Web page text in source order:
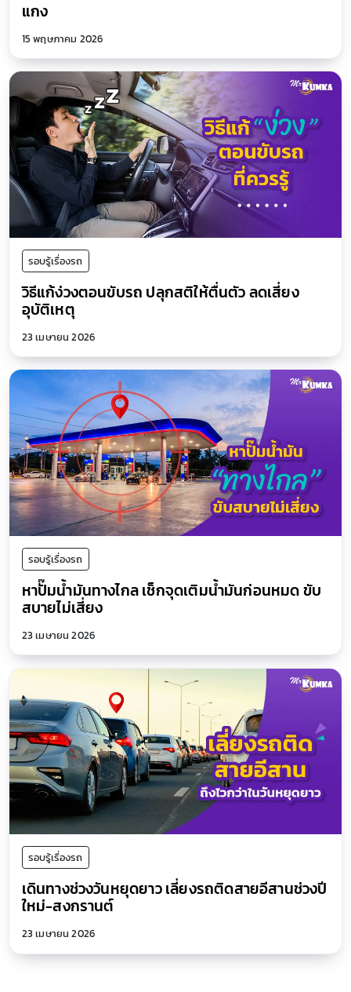
แกง
15 พฤษภาคม 2026
รอบรู้เรื่องรถ
วิธีแก้ง่วงตอนขับรถ ปลุกสติให้ตื่นตัว ลดเสี่ยง
อุบัติเหตุ
23 เมษายน 2026
รอบรู้เรื่องรถ
หาปั๊มน้ำมันทางไกล เช็กจุดเติมน้ำมันก่อนหมด ขับ
สบายไม่เสี่ยง
23 เมษายน 2026
รอบรู้เรื่องรถ
เดินทางช่วงวันหยุดยาว เลี่ยงรถติดสายอีสานช่วงปี
ใหม่-สงกรานต์
23 เมษายน 2026